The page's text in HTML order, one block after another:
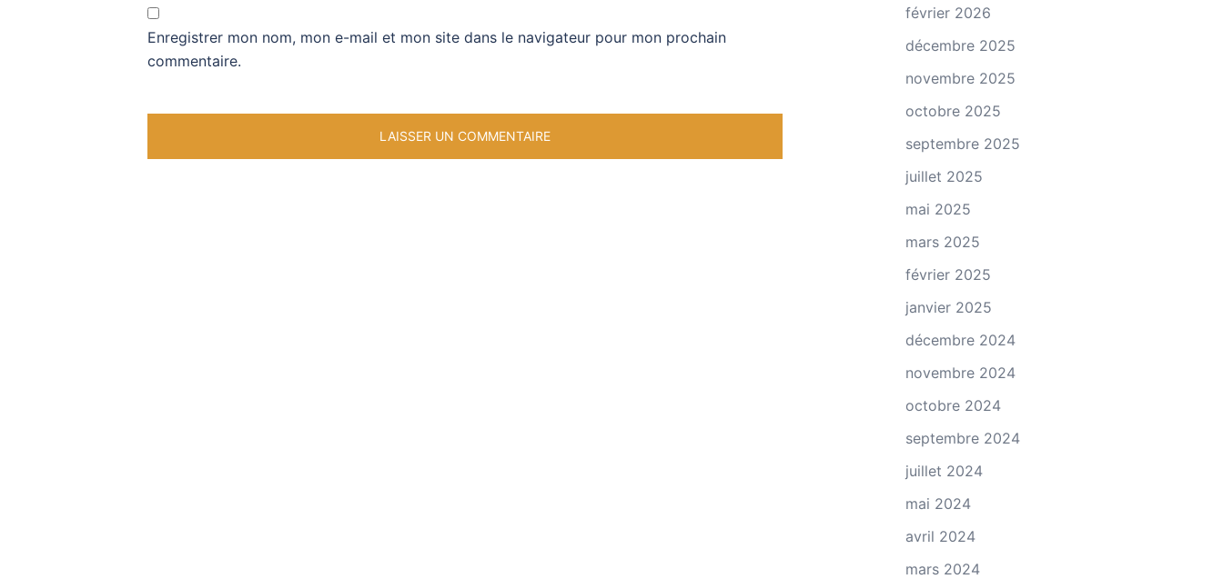
Enregistrer mon nom, mon e-mail et mon site dans le navigateur pour mon prochain
commentaire.
février 2026
décembre 2025
novembre 2025
octobre 2025
septembre 2025
juillet 2025
mai 2025
mars 2025
février 2025
janvier 2025
décembre 2024
novembre 2024
octobre 2024
septembre 2024
juillet 2024
mai 2024
avril 2024
mars 2024